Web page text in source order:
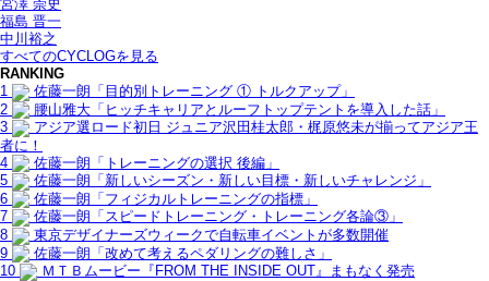
宮澤 崇史
福島 晋一
中川裕之
すべてのCYCLOGを見る
RANKING
1
佐藤一朗「目的別トレーニング ① トルクアップ」
2
腰山雅大「ヒッチキャリアとルーフトップテントを導入した話」
3
アジア選ロード初日 ジュニア沢田桂太郎・梶原悠未が揃ってアジア王
者に！
4
佐藤一朗「トレーニングの選択 後編」
5
佐藤一朗「新しいシーズン・新しい目標・新しいチャレンジ」
6
佐藤一朗「フィジカルトレーニングの指標」
7
佐藤一朗「スピードトレーニング・トレーニング各論③」
8
東京デザイナーズウィークで自転車イベントが多数開催
9
佐藤一朗「改めて考えるペダリングの難しさ」
10
ＭＴＢムービー『FROM THE INSIDE OUT』まもなく発売